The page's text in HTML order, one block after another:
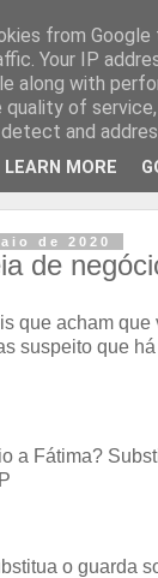
de 2020
de
que acham que
suspeito que
a Fátima?
o guarda
from
Your IP
along with
of
and
LEARN MORE